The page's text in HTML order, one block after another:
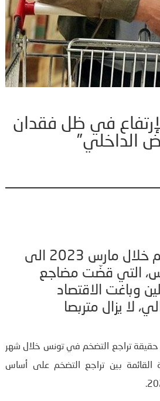
في ظل فقدان
الداخلي”
ألقت بيانات المعهد الوطني للإحصاء المتعلقة بتراجع التضخم خلال مارس 2023 الى
التي قضّت مضاجع
وباغت الاقتصاد
لا يزال متربصا
حقيقة تراجع التضخم في تونس خلال شهر
القائمة بين تراجع التضخم على أساس